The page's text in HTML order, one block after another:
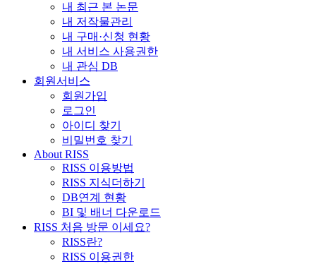
내 최근 본 논문
내 저작물관리
내 구매·신청 현황
내 서비스 사용권한
내 관심 DB
회원서비스
회원가입
로그인
아이디 찾기
비밀번호 찾기
About RISS
RISS 이용방법
RISS 지식더하기
DB연계 현황
BI 및 배너 다운로드
RISS 처음 방문 이세요?
RISS란?
RISS 이용권한